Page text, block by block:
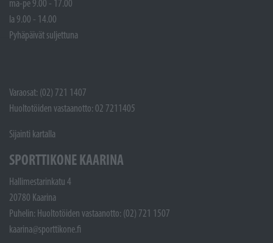
ma-pe 9.00 - 17.00
la 9.00 - 14.00
Pyhäpäivät suljettuna
Varaosat: (02) 721 1407
Huoltotöiden vastaanotto: 02 7211405
Sijainti kartalla
SPORTTIKONE KAARINA
Hallimestarinkatu 4
20780 Kaarina
Puhelin: Huoltotöiden vastaanotto: (02) 721 1507
kaarina@sporttikone.fi